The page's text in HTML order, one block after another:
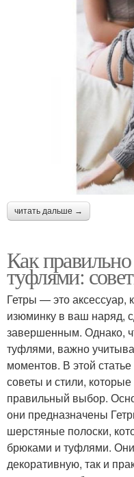
читать дальше →
Как
туфлями:
Гетры — это аксессуар,
изюминку в ваш наряд,
завершенным. Однако,
туфлями, важно
моментов. В этой
советы и стили,
правильный выбор.
они предназначены
шерстяные полоски,
брюками и туфлями.
декоративную, так и